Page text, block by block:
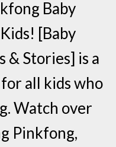
Baby
[Baby
& Stories] is a
all kids who
Watch over
Pinkfong,